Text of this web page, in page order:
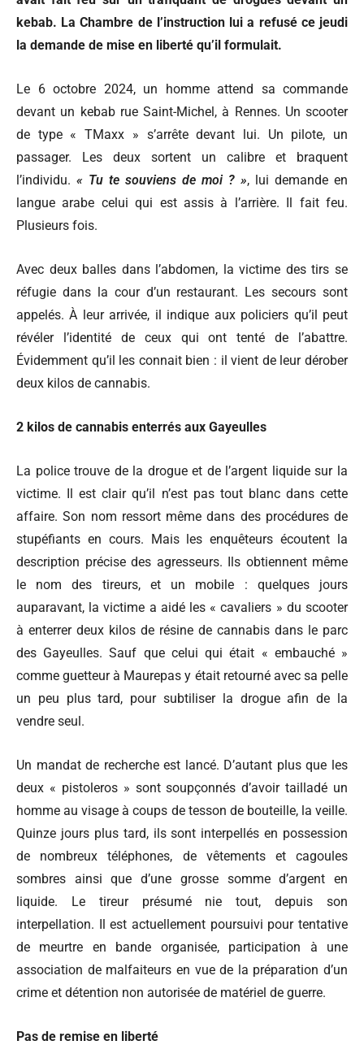
kebab. La Chambre de l’instruction lui a refusé ce jeudi
la demande de mise en liberté qu’il formulait.
Le 6 octobre 2024, un homme attend sa commande
devant un kebab rue Saint-Michel, à Rennes. Un scooter
de type « TMaxx » s’arrête devant lui. Un pilote, un
passager. Les deux sortent un calibre et braquent
l’individu. « Tu te souviens de moi ? », lui demande en
langue arabe celui qui est assis à l’arrière. Il fait feu.
Plusieurs fois.
Avec deux balles dans l’abdomen, la victime des tirs se
réfugie dans la cour d’un restaurant. Les secours sont
appelés. À leur arrivée, il indique aux policiers qu’il peut
révéler l’identité de ceux qui ont tenté de l’abattre.
Évidemment qu’il les connait bien : il vient de leur dérober
deux kilos de cannabis.
2 kilos de cannabis enterrés aux Gayeulles
La police trouve de la drogue et de l’argent liquide sur la
victime. Il est clair qu’il n’est pas tout blanc dans cette
affaire. Son nom ressort même dans des procédures de
stupéfiants en cours. Mais les enquêteurs écoutent la
description précise des agresseurs. Ils obtiennent même
le nom des tireurs, et un mobile : quelques jours
auparavant, la victime a aidé les « cavaliers » du scooter
à enterrer deux kilos de résine de cannabis dans le parc
des Gayeulles. Sauf que celui qui était « embauché »
comme guetteur à Maurepas y était retourné avec sa pelle
un peu plus tard, pour subtiliser la drogue afin de la
vendre seul.
Un mandat de recherche est lancé. D’autant plus que les
deux « pistoleros » sont soupçonnés d’avoir tailladé un
homme au visage à coups de tesson de bouteille, la veille.
Quinze jours plus tard, ils sont interpellés en possession
de nombreux téléphones, de vêtements et cagoules
sombres ainsi que d’une grosse somme d’argent en
liquide. Le tireur présumé nie tout, depuis son
interpellation. Il est actuellement poursuivi pour tentative
de meurtre en bande organisée, participation à une
association de malfaiteurs en vue de la préparation d’un
crime et détention non autorisée de matériel de guerre.
Pas de remise en liberté